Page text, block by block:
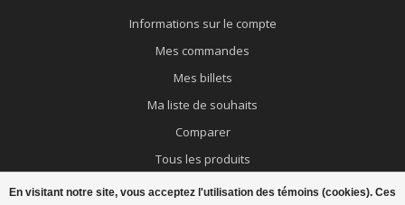
En visitant notre site, vous acceptez l'utilisation des témoins (cookies). Ces
Informations sur le compte
Mes commandes
Mes billets
Ma liste de souhaits
Comparer
Tous les produits